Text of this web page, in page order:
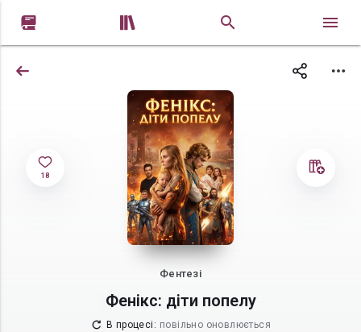
 
18
Фентезі
Фенікс: діти попелу
В процесі : повільно оновлюється